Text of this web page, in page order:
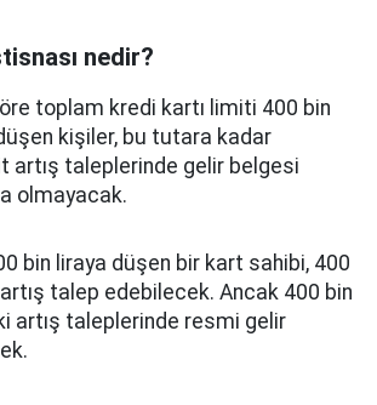
nedir?
toplam kredi kartı limiti 400 bin
kişiler, bu tutara kadar
artış taleplerinde gelir belgesi
olmayacak.
bin liraya düşen bir kart sahibi, 400
talep edebilecek. Ancak 400 bin
artış taleplerinde resmi gelir